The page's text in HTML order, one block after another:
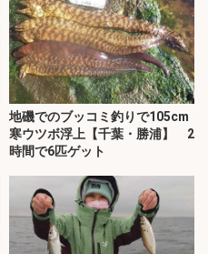
地磯でのブッコミ釣りで105cm
寒ウツボ浮上【千葉・勝浦】 2
時間で6匹ゲット